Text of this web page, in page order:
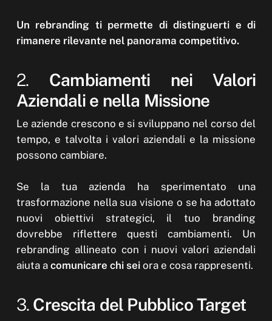
Un rebranding ti permette di distinguerti e di
rimanere rilevante nel panorama competitivo.
2. Cambiamenti nei Valori
Aziendali e nella Missione
Le aziende crescono e si sviluppano nel corso del
tempo, e talvolta i valori aziendali e la missione
possono cambiare.
Se la tua azienda ha sperimentato una
trasformazione nella sua visione o se ha adottato
nuovi obiettivi strategici, il tuo branding
dovrebbe riflettere questi cambiamenti. Un
rebranding allineato con i nuovi valori aziendali
aiuta a comunicare chi seiora e cosa rappresenti.
3. Crescita del Pubblico Target